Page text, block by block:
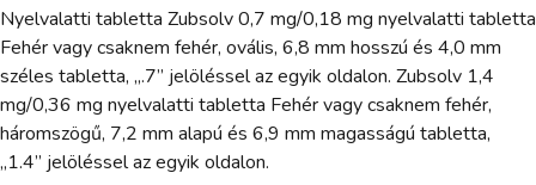
Nyelvalatti tabletta Zubsolv 0,7 mg/0,18 mg nyelvalatti tabletta
Fehér vagy csaknem fehér, ovális, 6,8 mm hosszú és 4,0 mm
széles tabletta, „.7” jelöléssel az egyik oldalon. Zubsolv 1,4
mg/0,36 mg nyelvalatti tabletta Fehér vagy csaknem fehér,
háromszögű, 7,2 mm alapú és 6,9 mm magasságú tabletta,
„1.4” jelöléssel az egyik oldalon.